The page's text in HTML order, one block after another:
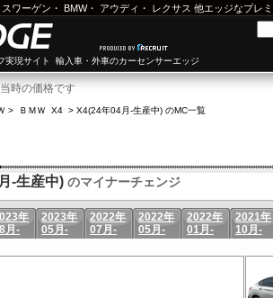
ワーゲン ・ BMW・ アウディ ・ レクサス 他エッジなプレ
実現サイト 輸入車・外車のカーセンサーエッジ
時の価格です
> ＢＭＷ X4 > X4(24年04月-生産中) のMC一覧
-生産中) のマイナーチェンジ
年
月-
2023年
05月-
2022年
07月-
2022年
05月-
2022年
01月-
2021年
10月-